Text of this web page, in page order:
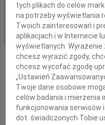
REGION: Wrocław
DATA EMISJI: 02.08.2023
Pogrążeni
Osoba
tych plikach do celów
na potrzeby wyświetlania
Twoich zainteresowań i
aplikacjach i w Internecie
wyświetlanych. Wyrażenie
chcesz wyrazić zgody,
chcesz wycofać zgodę
„Ustawień
Twoje dane osobowe
celów badania i
funkcjonowania serwisów
dot. świadczonych Tobie